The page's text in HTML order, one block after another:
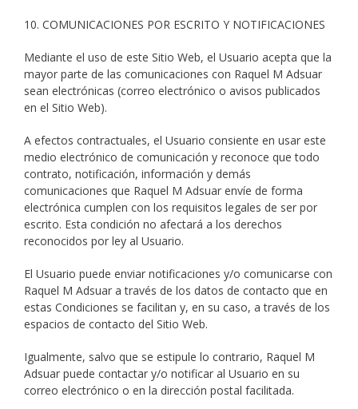
10. COMUNICACIONES POR ESCRITO Y NOTIFICACIONES
Mediante el uso de este Sitio Web, el Usuario acepta que la
mayor parte de las comunicaciones con Raquel M Adsuar
sean electrónicas (correo electrónico o avisos publicados
en el Sitio Web).
A efectos contractuales, el Usuario consiente en usar este
medio electrónico de comunicación y reconoce que todo
contrato, notificación, información y demás
comunicaciones que Raquel M Adsuar envíe de forma
electrónica cumplen con los requisitos legales de ser por
escrito. Esta condición no afectará a los derechos
reconocidos por ley al Usuario.
El Usuario puede enviar notificaciones y/o comunicarse con
Raquel M Adsuar a través de los datos de contacto que en
estas Condiciones se facilitan y, en su caso, a través de los
espacios de contacto del Sitio Web.
Igualmente, salvo que se estipule lo contrario, Raquel M
Adsuar puede contactar y/o notificar al Usuario en su
correo electrónico o en la dirección postal facilitada.